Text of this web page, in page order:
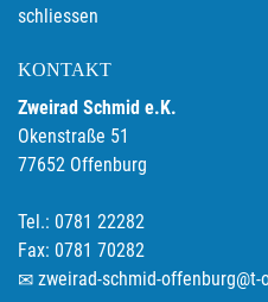
schliessen
KONTAKT
Zweirad Schmid e.K.
Okenstraße 51
77652 Offenburg
Tel.: 0781 22282
Fax: 0781 70282
zweirad-schmid-offenburg@t-